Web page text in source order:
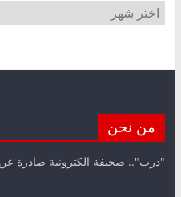
الأرشيف
من نحن
"درب".. صحيفة الكترونية صادرة